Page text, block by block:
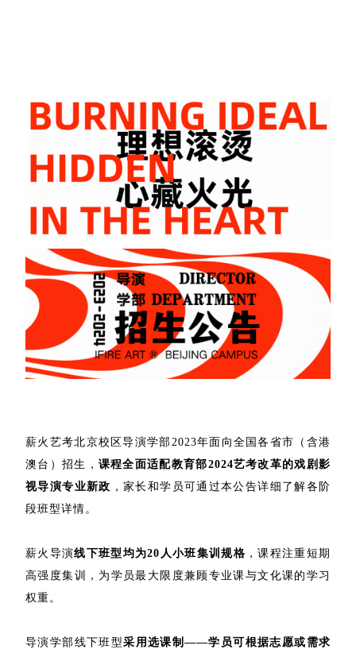
薪火艺考北京校区导演学部2023年面向全国各省市（含港
澳台）招生， 课程全面适配教育部2024艺考改革的戏剧影
视导演专业新政 ，家长和学员可通过本公告详细了解各阶
段班型详情。
薪火导演线下班型均为20人小班集训规格 ，课程注重短期
高强度集训，为学员最大限度兼顾专业课与文化课的学习
权重。
导演学部线下班型采用选课制——学员可根据志愿或需求